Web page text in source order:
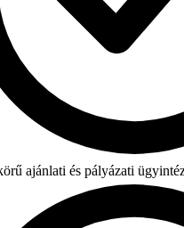
ajánlati és pályázati